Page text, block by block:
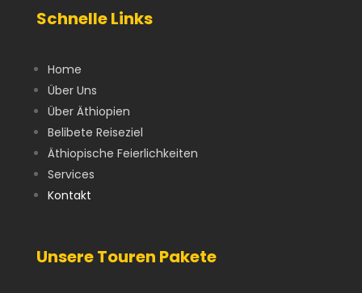
Schnelle Links
Home
Über Uns
Über Äthiopien
Belibete Reiseziel
Äthiopische Feierlichkeiten
Services
Kontakt
Unsere Touren Pakete